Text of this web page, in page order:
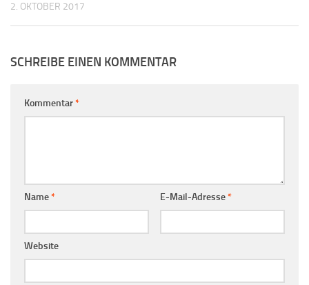
2. OKTOBER 2017
SCHREIBE EINEN KOMMENTAR
Kommentar*
Name* E-Mail-Adresse*
Website